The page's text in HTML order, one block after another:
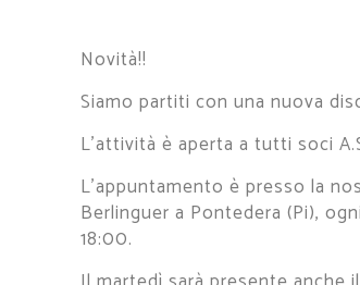
Novità!!
Siamo partiti con una nuova
L’attività è aperta a tutti soci
L’appuntamento è presso la
Berlinguer a Pontedera (Pi),
18:00.